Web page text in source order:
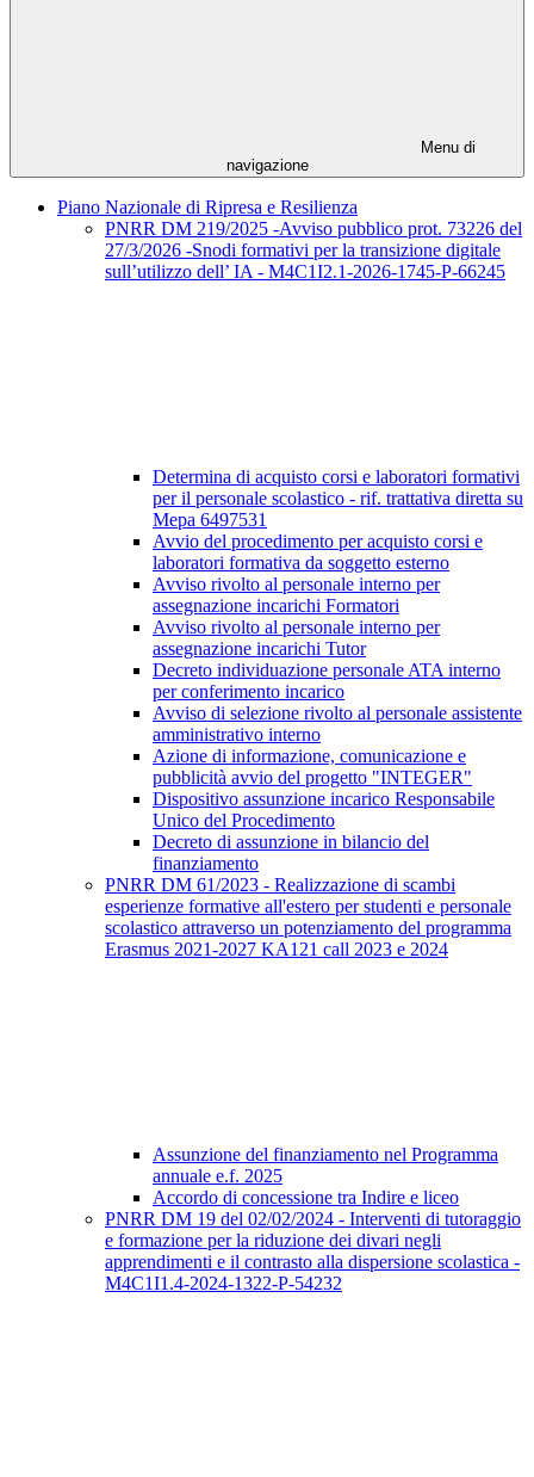
Menu di
navigazione
Piano Nazionale di Ripresa e Resilienza
PNRR DM 219/2025 -Avviso pubblico prot. 73226 del
27/3/2026 -Snodi formativi per la transizione digitale
sull’utilizzo dell’ IA - M4C1I2.1-2026-1745-P-66245
Determina di acquisto corsi e laboratori formativi
per il personale scolastico - rif. trattativa diretta su
Mepa 6497531
Avvio del procedimento per acquisto corsi e
laboratori formativa da soggetto esterno
Avviso rivolto al personale interno per
assegnazione incarichi Formatori
Avviso rivolto al personale interno per
assegnazione incarichi Tutor
Decreto individuazione personale ATA interno
per conferimento incarico
Avviso di selezione rivolto al personale assistente
amministrativo interno
Azione di informazione, comunicazione e
pubblicità avvio del progetto "INTEGER"
Dispositivo assunzione incarico Responsabile
Unico del Procedimento
Decreto di assunzione in bilancio del
finanziamento
PNRR DM 61/2023 - Realizzazione di scambi
esperienze formative all'estero per studenti e personale
scolastico attraverso un potenziamento del programma
Erasmus 2021-2027 KA121 call 2023 e 2024
Assunzione del finanziamento nel Programma
annuale e.f. 2025
Accordo di concessione tra Indire e liceo
PNRR DM 19 del 02/02/2024 - Interventi di tutoraggio
e formazione per la riduzione dei divari negli
apprendimenti e il contrasto alla dispersione scolastica -
M4C1I1.4-2024-1322-P-54232